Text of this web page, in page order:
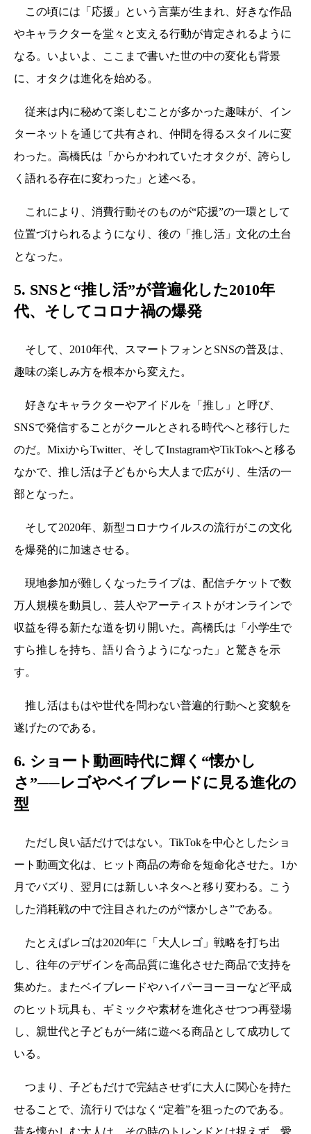
この頃には「応援」という言葉が生まれ、好きな作品
やキャラクターを堂々と支える行動が肯定されるように
なる。いよいよ、ここまで書いた世の中の変化も背景
に、オタクは進化を始める。
従来は内に秘めて楽しむことが多かった趣味が、イン
ターネットを通じて共有され、仲間を得るスタイルに変
わった。高橋氏は「からかわれていたオタクが、誇らし
く語れる存在に変わった」と述べる。
これにより、消費行動そのものが“応援”の一環として
位置づけられるようになり、後の「推し活」文化の土台
となった。
5. SNSと“推し活”が普遍化した2010年
代、そしてコロナ禍の爆発
そして、2010年代、スマートフォンとSNSの普及は、
趣味の楽しみ方を根本から変えた。
好きなキャラクターやアイドルを「推し」と呼び、
SNSで発信することがクールとされる時代へと移行した
のだ。MixiからTwitter、そしてInstagramやTikTokへと移る
なかで、推し活は子どもから大人まで広がり、生活の一
部となった。
そして2020年、新型コロナウイルスの流行がこの文化
を爆発的に加速させる。
現地参加が難しくなったライブは、配信チケットで数
万人規模を動員し、芸人やアーティストがオンラインで
収益を得る新たな道を切り開いた。高橋氏は「小学生で
すら推しを持ち、語り合うようになった」と驚きを示
す。
推し活はもはや世代を問わない普遍的行動へと変貌を
遂げたのである。
6. ショート動画時代に輝く“懐かし
さ”──レゴやベイブレードに見る進化の
型
ただし良い話だけではない。TikTokを中心としたショ
ート動画文化は、ヒット商品の寿命を短命化させた。1か
月でバズり、翌月には新しいネタへと移り変わる。こう
した消耗戦の中で注目されたのが“懐かしさ”である。
たとえばレゴは2020年に「大人レゴ」戦略を打ち出
し、往年のデザインを高品質に進化させた商品で支持を
集めた。またベイブレードやハイパーヨーヨーなど平成
のヒット玩具も、ギミックや素材を進化させつつ再登場
し、親世代と子どもが一緒に遊べる商品として成功して
いる。
つまり、子どもだけで完結させずに大人に関心を持た
せることで、流行りではなく“定着”を狙ったのである。